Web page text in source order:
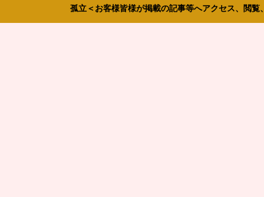
孤立＜お客様皆様が掲載の記事等へアクセス、閲